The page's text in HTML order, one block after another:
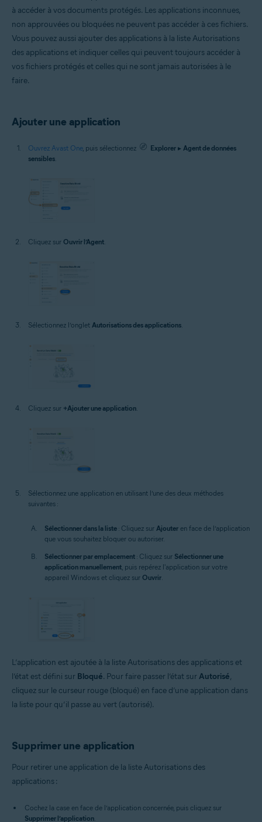
à accéder à vos documents protégés. Les applications inconnues,
non approuvées ou bloquées ne peuvent pas accéder à ces fichiers.
Vous pouvez aussi ajouter des applications à la liste Autorisations
des applications et indiquer celles qui peuvent toujours accéder à
vos fichiers protégés et celles qui ne sont jamais autorisées à le
faire.
Ajouter une application
Ouvrez Avast One, puis sélectionnez Explorer ▸ Agent de données
sensibles.
Cliquez sur Ouvrir l’Agent
Sélectionnez l’onglet Autorisations des applications
Cliquez sur +Ajouter une application
Sélectionnez une application en utilisant l’une des deux méthodes
suivantes :
Sélectionner dans la liste : Cliquez sur Ajouter en face de l’application
que vous souhaitez bloquer ou autoriser.
Sélectionner par emplacement : Cliquez sur Sélectionner une
application manuellement , puis repérez l'application sur votre
appareil Windows et cliquez sur Ouvrir
L’application est ajoutée à la liste Autorisations des applications et
l’état est défini sur Bloqué. Pour faire passer l’état surAutorisé,
cliquez sur le curseur rouge (bloqué) en face d’une application dans
la liste pour qu’il passe au vert (autorisé).
Supprimer une application
Pour retirer une application de la liste Autorisations des
applications :
Cochez la case en face de l’application concernée, puis cliquez sur
Supprimer l’application